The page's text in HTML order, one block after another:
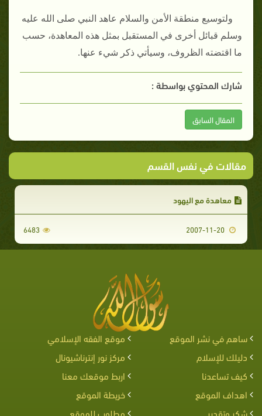
ولتوسيع منطقة الأمن والسلام عاهد النبي صلى الله عليه
وسلم قبائل أخرى في المستقبل بمثل هذه المعاهدة، حسب
ما اقتضته الظروف، وسيأتي ذكر شيء عنها‏.
شارك المحتوي بواسطة :
المقال السابق
مقالات في نفس القسم
معاهدة مع اليهود
6483
ساهم في نشر الموقع
موقع الفقه الإسلامي
دليلك للإسلام
مركز نور إنترناشيونال
كيف تساعدنا
اربط موقعك معنا
اهداف الموقع
خريطة الموقع
شكر وتقدير
مطلوب للموقع